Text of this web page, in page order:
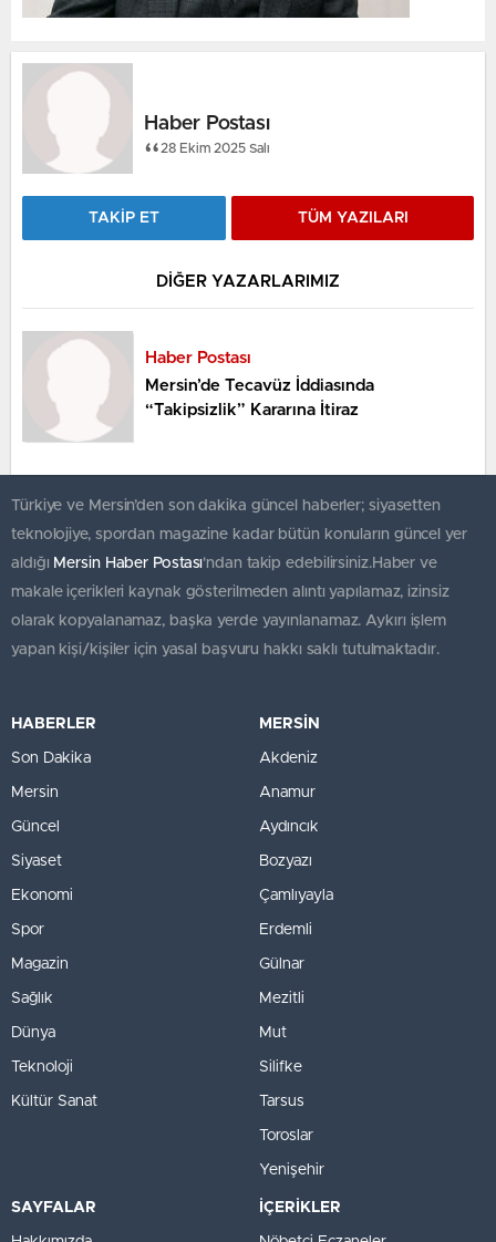
Haber Postası
28 Ekim 2025 Salı
TAKİP ET TÜM YAZILARI
DİĞER YAZARLARIMIZ
Haber Postası
Mersin’de Tecavüz İddiasında
“Takipsizlik” Kararına İtiraz
Türkiye ve Mersin’den son dakika güncel haberler; siyasetten
teknolojiye, spordan magazine kadar bütün konuların güncel yer
aldığı Mersin Haber Postası'ndan takip edebilirsiniz.Haber ve
makale içerikleri kaynak gösterilmeden alıntı yapılamaz, izinsiz
olarak kopyalanamaz, başka yerde yayınlanamaz. Aykırı işlem
yapan kişi/kişiler için yasal başvuru hakkı saklı tutulmaktadır.
HABERLER
Son Dakika
Mersin
Güncel
Siyaset
Ekonomi
Spor
Magazin
Sağlık
Dünya
Teknoloji
Kültür Sanat
MERSİN
Akdeniz
Anamur
Aydıncık
Bozyazı
Çamlıyayla
Erdemli
Gülnar
Mezitli
Mut
Silifke
Tarsus
Toroslar
Yenişehir
SAYFALAR İÇERİKLER